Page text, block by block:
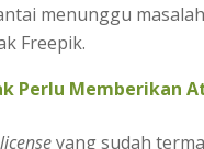
menunggu
Freepik.
Perlu Memberikan
licenseyang sudah